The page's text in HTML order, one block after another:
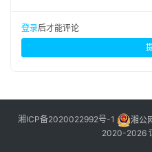
登录后才能评论
湘ICP备2020022992号-1 湘公
2020-2026